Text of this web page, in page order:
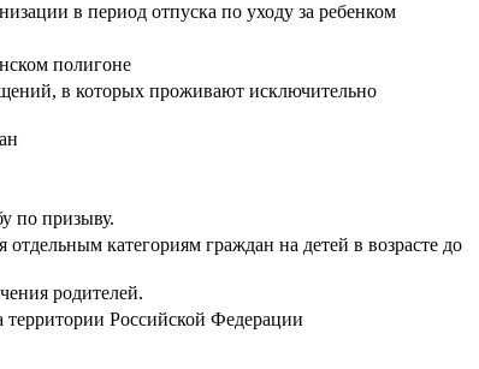
в период отпуска по уходу за ребенком
полигоне
в которых проживают исключительно
по призыву.
категориям граждан на детей в возрасте до
родителей.
Российской Федерации